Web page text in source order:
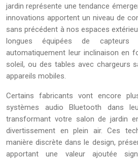
jardin représente une tendance
innovations apportent un niveau de
sans précédent à nos espaces
longues équipées de capteurs
automatiquement leur inclinaison en
soleil, ou des tables avec chargeurs
appareils mobiles.
Certains fabricants vont encore
systèmes audio Bluetooth dans
transformant votre salon de jardin
divertissement en plein air. Ces
manière discrète dans le design,
apportant une valeur ajoutée